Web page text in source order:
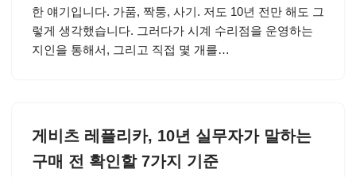
한 얘기입니다. 가품, 짝퉁, 사기. 저도 10년 전만 해도 그
렇게 생각했습니다. 그러다가 시계 수리점을 운영하는
지인을 통해서, 그리고 직접 몇 개를…
게비츠 레플리카, 10년 실무자가 말하는
구매 전 확인할 7가지 기준